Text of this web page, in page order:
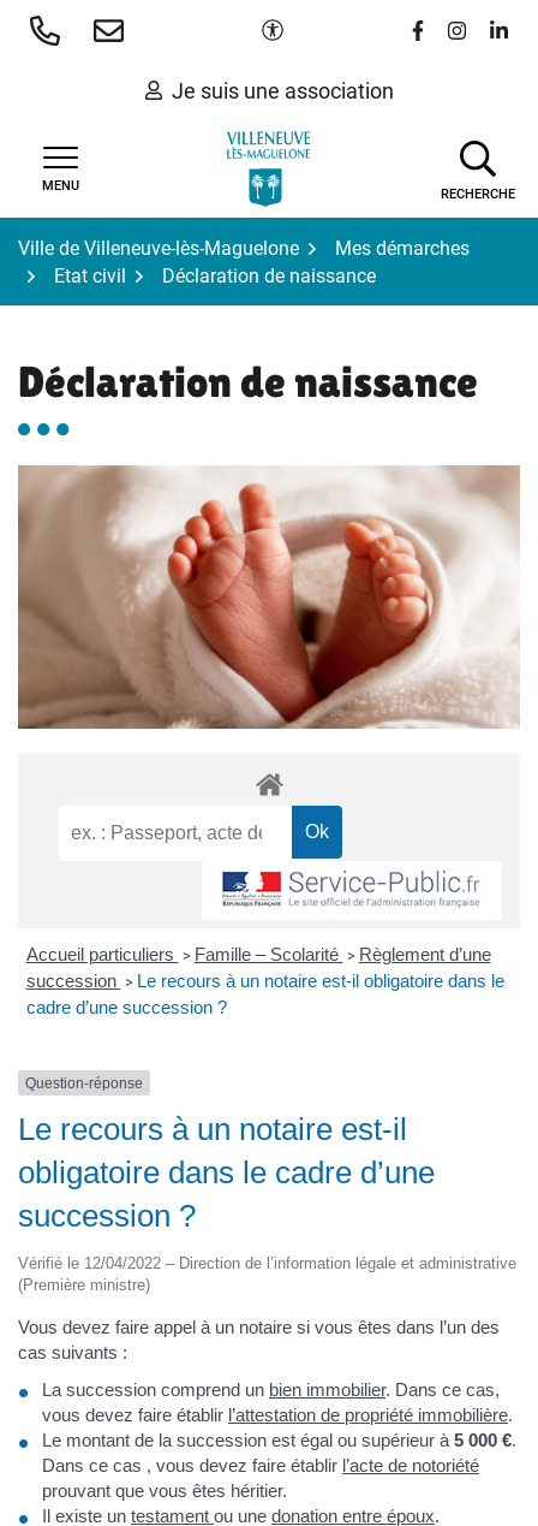
Aller
Paramètres d'accessibilité
Lien vers le
Lien vers
Lien
Je suis une association
MENU
RECHERCHE
Ville de Villeneuve-lès-Maguelone
Mes démarches
Etat civil
Déclaration de naissance
Déclaration de naissance
Accueil particuliers > Famille – Scolarité > Règlement d’une
succession > Le recours à un notaire est-il obligatoire dans le
cadre d’une succession ?
Question-réponse
Le recours à un notaire est-il
obligatoire dans le cadre d’une
succession ?
Vérifié le 12/04/2022 – Direction de l’information légale et administrative
(Première ministre)
Vous devez faire appel à un notaire si vous êtes dans l’un des
cas suivants :
La succession comprend un bien immobilier. Dans ce cas,
vous devez faire établir l’attestation de propriété immobilière.
Le montant de la succession est égal ou supérieur à5 000 €.
Dans ce cas , vous devez faire établir l’acte de notoriété
prouvant que vous êtes héritier.
Il existe un testament ou une donation entre époux.